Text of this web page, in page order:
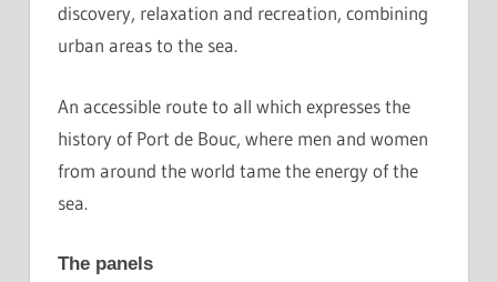
discovery, relaxation and recreation, combining
urban areas to the sea.
An accessible route to all which expresses the
history of Port de Bouc, where men and women
from around the world tame the energy of the
sea.
The panels